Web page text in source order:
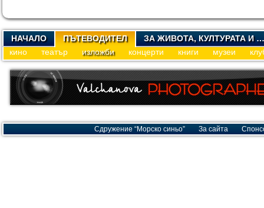
НАЧАЛО ПЪТЕВОДИТЕЛ
ЗА ЖИВОТА, КУЛТУРАТА И …
кино
театър изложби концерти книги музеи
Сдружение “Морско синьо” За сайта